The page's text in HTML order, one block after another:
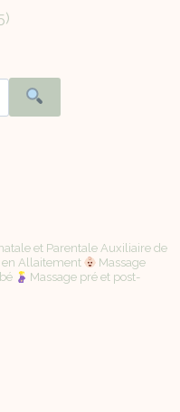
et Parentale Auxiliaire de
en Allaitement
Massage
Massage pré et post-